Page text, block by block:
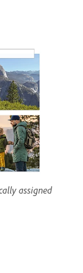
assigned